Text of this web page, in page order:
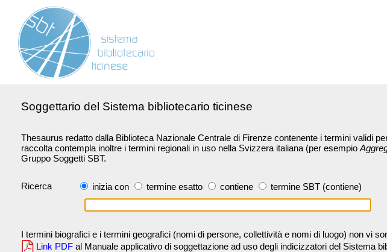
Soggettario del Sistema bibliotecario ticinese
Thesaurus redatto dalla Biblioteca Nazionale Centrale di Firenze contenente i termini validi
raccolta contempla inoltre i termini regionali in uso nella Svizzera italiana (per esempio
Gruppo Soggetti SBT.
Ricerca inizia con termine esatto contiene termine SBT (contiene)
I termini biografici e i termini geografici (nomi di persone, collettività e nomi di luogo) non vi
Link PDF al Manuale applicativo di soggettazione ad uso degli indicizzatori del Sistema